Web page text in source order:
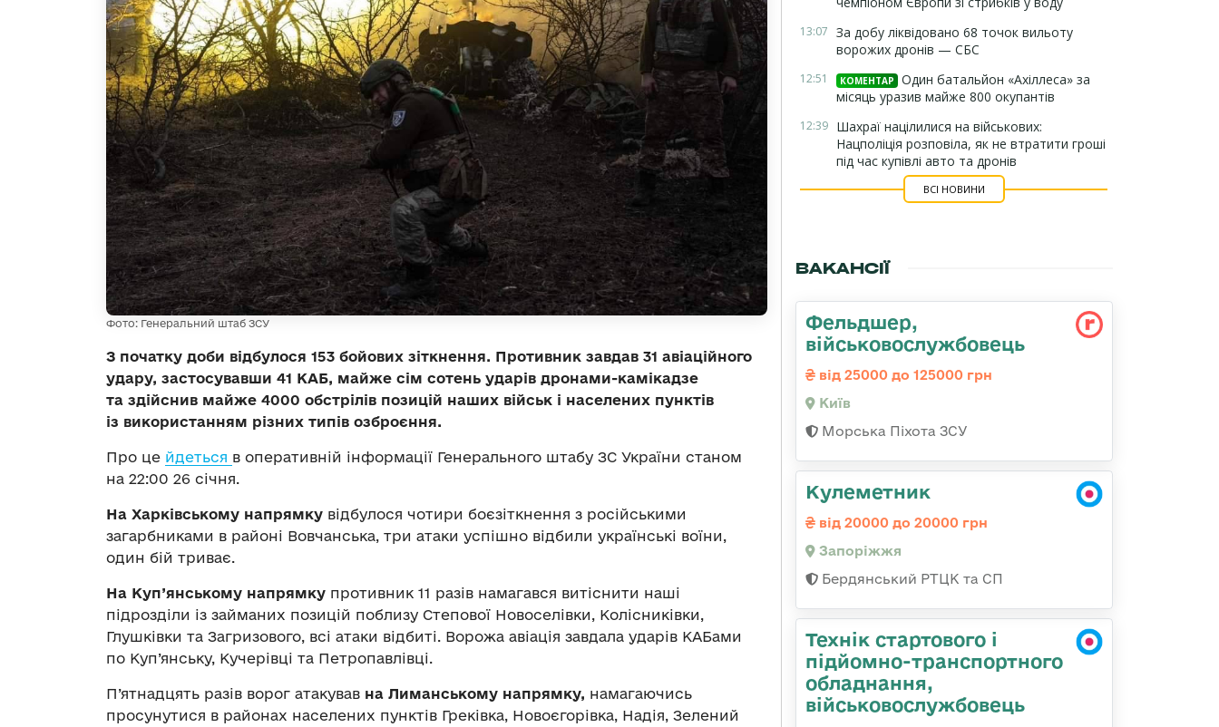
Фото: Генеральний штаб ЗСУ
З початку доби відбулося 153 бойових зіткнення. Противник завдав 31 авіаційного
удару, застосувавши 41 КАБ, майже сім сотень ударів дронами-камікадзе
та здійснив майже 4000 обстрілів позицій наших військ і населених пунктів
із використанням різних типів озброєння.
Про це йдеться в оперативній інформації Генерального штабу ЗС України станом
на 22:00 26 січня.
На Харківському напрямку відбулося чотири боєзіткнення з російськими
загарбниками в районі Вовчанська, три атаки успішно відбили українські воїни,
один бій триває.
На Куп’янському напрямку противник 11 разів намагався витіснити наші
підрозділи із займаних позицій поблизу Степової Новоселівки, Колісниківки,
Глушківки та Загризового, всі атаки відбиті. Ворожа авіація завдала ударів КАБами
по Куп’янську, Кучерівці та Петропавлівці.
П’ятнадцять разів ворог атакував на Лиманському напрямку, намагаючись
просунутися в районах населених пунктів Греківка, Новоєгорівка, Надія, Зелений
13:07 За добу ліквідовано 68 точок вильоту
ворожих дронів — СБС
12:51 КОМЕНТАР
Один батальйон «Ахіллеса» за
місяць уразив майже 800 окупантів
12:39 Шахраї націлилися на військових:
Нацполіція розповіла, як не втратити гроші
під час купівлі авто та дронів
ВСІ НОВИНИ
ВАКАНСІЇ
Фельдшер,
військовослужбовець
від 25000 до 125000 грн
Київ
Морська Піхота ЗСУ
Кулеметник
від 20000 до 20000 грн
Запоріжжя
Бердянський РТЦК та СП
Технік стартового і
підйомно-транспортного
обладнання,
військовослужбовець